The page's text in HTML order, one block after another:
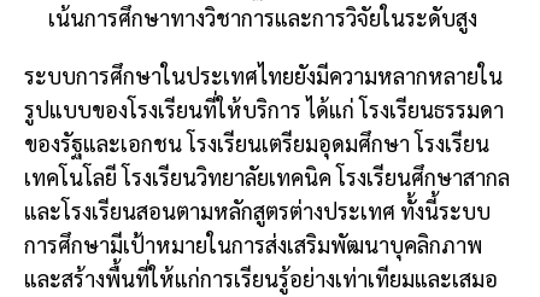
เน้นการศึกษาทางวิชาการและการวิจัยในระดับสูง
ระบบการศึกษาในประเทศไทยยังมีความหลากหลายใน
รูปแบบของโรงเรียนที่ให้บริการ ได้แก่ โรงเรียนธรรมดา
ของรัฐและเอกชน โรงเรียนเตรียมอุดมศึกษา โรงเรียน
เทคโนโลยี โรงเรียนวิทยาลัยเทคนิค โรงเรียนศึกษาสากล
และโรงเรียนสอนตามหลักสูตรต่างประเทศ ทั้งนี้ระบบ
การศึกษามีเป้าหมายในการส่งเสริมพัฒนาบุคลิกภาพ
และสร้างพื้นที่ให้แก่การเรียนรู้อย่างเท่าเทียมและเสมอ